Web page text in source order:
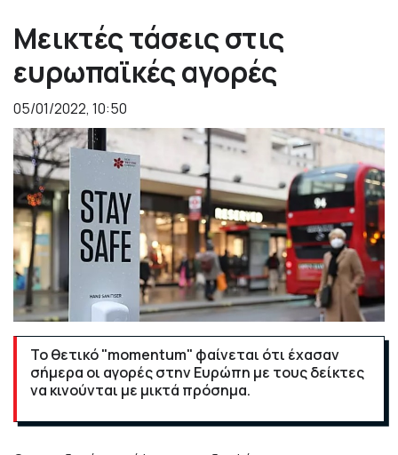
Μεικτές τάσεις στις
ευρωπαϊκές αγορές
05/01/2022, 10:50
Το θετικό "momentum" φαίνεται ότι έχασαν
σήμερα οι αγορές στην Ευρώπη με τους δείκτες
να κινούνται με μικτά πρόσημα.